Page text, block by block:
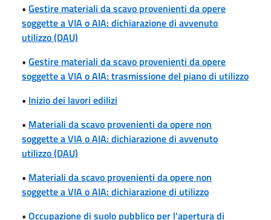
• Gestire materiali da scavo provenienti da opere
soggette a VIA o AIA: dichiarazione di avvenuto
utilizzo (DAU)
• Gestire materiali da scavo provenienti da opere
soggette a VIA o AIA: trasmissione del piano di utilizzo
• Inizio dei lavori edilizi
• Materiali da scavo provenienti da opere non
soggette a VIA o AIA: dichiarazione di avvenuto
utilizzo (DAU)
• Materiali da scavo provenienti da opere non
soggette a VIA o AIA: dichiarazione di utilizzo
• Occupazione di suolo pubblico per l'apertura di